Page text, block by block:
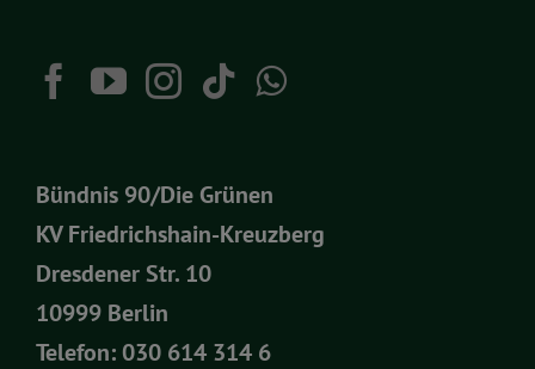
Bündnis 90/Die Grünen
KV Friedrichshain-Kreuzberg
Dresdener Str. 10
10999 Berlin
Telefon: 030 614 314 6